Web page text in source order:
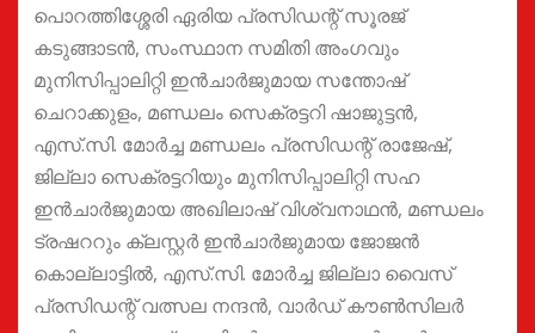
പൊറത്തിശ്ശേരി ഏരിയ പ്രസിഡന്റ്‌ സൂരജ്
കടുങ്ങാടൻ, സംസ്ഥാന സമിതി അംഗവും
മുനിസിപ്പാലിറ്റി ഇൻചാർജുമായ സന്തോഷ്‌
ചെറാക്കുളം, മണ്ഡലം സെക്രട്ടറി ഷാജുട്ടൻ,
എസ്.സി. മോർച്ച മണ്ഡലം പ്രസിഡന്റ്‌ രാജേഷ്,
ജില്ലാ സെക്രട്ടറിയും മുനിസിപ്പാലിറ്റി സഹ
ഇൻചാർജുമായ അഖിലാഷ് വിശ്വനാഥൻ, മണ്ഡലം
ട്രഷററും ക്ലസ്റ്റർ ഇൻചാർജുമായ ജോജൻ
കൊല്ലാട്ടിൽ, എസ്.സി. മോർച്ച ജില്ലാ വൈസ്
പ്രസിഡന്റ്‌ വത്സല നന്ദൻ, വാർഡ്‌ കൗൺസിലർ